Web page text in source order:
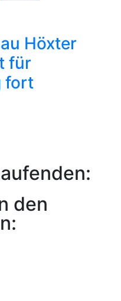
Höxter
für
fort
den